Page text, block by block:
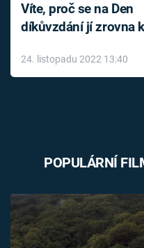
Víte, proč se na Den
díkůvzdání jí zrovna
24. listopadu 2022 13:40
POPULÁRNÍ